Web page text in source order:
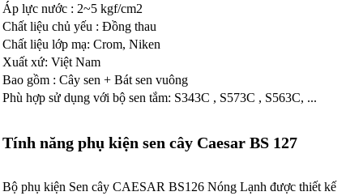
Áp lực nước : 2~5 kgf/cm2
Chất liệu chủ yếu : Đồng thau
Chất liệu lớp mạ: Crom, Niken
Xuất xứ: Việt Nam
Bao gồm : Cây sen + Bát sen vuông
Phù hợp sử dụng với bộ sen tắm: S343C , S573C , S563C, ...
Tính năng phụ kiện sen cây Caesar BS 127
Bộ phụ kiện Sen cây CAESAR BS126 Nóng Lạnh được thiết kế